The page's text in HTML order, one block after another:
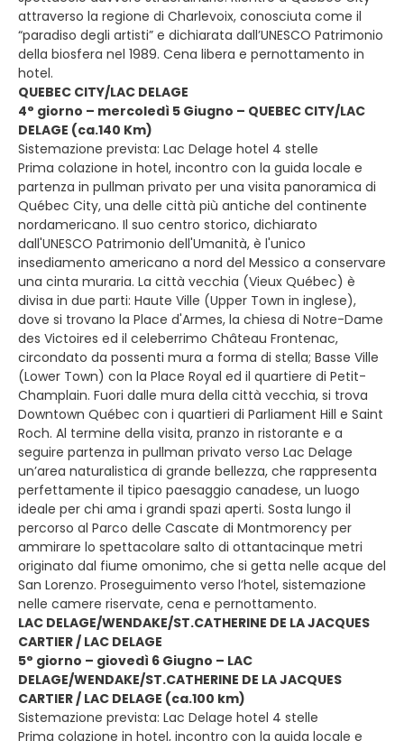
attraverso la regione di Charlevoix, conosciuta come il
“paradiso degli artisti” e dichiarata dall’UNESCO Patrimonio
della biosfera nel 1989. Cena libera e pernottamento in
hotel.
QUEBEC CITY/LAC DELAGE
4° giorno – mercoledì 5 Giugno – QUEBEC CITY/LAC
DELAGE (ca.140 Km)
Sistemazione prevista: Lac Delage hotel 4 stelle
Prima colazione in hotel, incontro con la guida locale e
partenza in pullman privato per una visita panoramica di
Québec City, una delle città più antiche del continente
nordamericano. Il suo centro storico, dichiarato
dall'UNESCO Patrimonio dell'Umanità, è l'unico
insediamento americano a nord del Messico a conservare
una cinta muraria. La città vecchia (Vieux Québec) è
divisa in due parti: Haute Ville (Upper Town in inglese),
dove si trovano la Place d'Armes, la chiesa di Notre-Dame
des Victoires ed il celeberrimo Château Frontenac,
circondato da possenti mura a forma di stella; Basse Ville
(Lower Town) con la Place Royal ed il quartiere di Petit-
Champlain. Fuori dalle mura della città vecchia, si trova
Downtown Québec con i quartieri di Parliament Hill e Saint
Roch. Al termine della visita, pranzo in ristorante e a
seguire partenza in pullman privato verso Lac Delage
un’area naturalistica di grande bellezza, che rappresenta
perfettamente il tipico paesaggio canadese, un luogo
ideale per chi ama i grandi spazi aperti. Sosta lungo il
percorso al Parco delle Cascate di Montmorency per
ammirare lo spettacolare salto di ottantacinque metri
originato dal fiume omonimo, che si getta nelle acque del
San Lorenzo. Proseguimento verso l’hotel, sistemazione
nelle camere riservate, cena e pernottamento.
LAC DELAGE/WENDAKE/ST.CATHERINE DE LA JACQUES
CARTIER / LAC DELAGE
5° giorno – giovedì 6 Giugno – LAC
DELAGE/WENDAKE/ST.CATHERINE DE LA JACQUES
CARTIER / LAC DELAGE (ca.100 km)
Sistemazione prevista: Lac Delage hotel 4 stelle
Prima colazione in hotel, incontro con la guida locale e